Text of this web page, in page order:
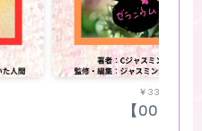
￥330
【002】